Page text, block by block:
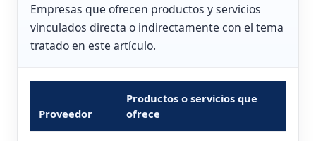
Empresas que ofrecen productos y servicios
vinculados directa o indirectamente con el tema
tratado en este artículo.
Proveedor
Productos o servicios que
ofrece